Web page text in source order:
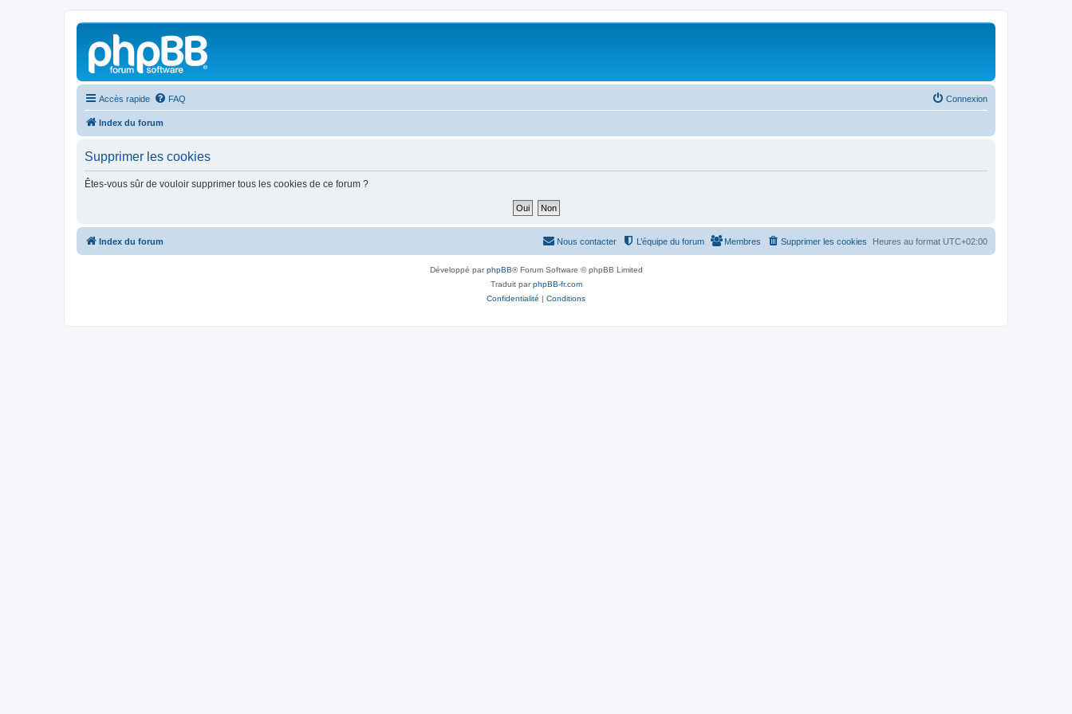
Accès rapide FAQ Connexion
Index du forum
Supprimer les cookies
Êtes-vous sûr de vouloir supprimer tous les cookies de ce forum ?
Index du forum Heures au format UTC+02:00
Supprimer les cookies
Membres
L’équipe du forum
Nous contacter
Développé parphpBB® Forum Software © phpBB Limited
Traduit parphpBB-fr.com
Confidentialité | Conditions